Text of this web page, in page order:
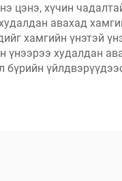
цэнэ, хүчин
авахад
хамгийн үнэтэй
үнээрээ худалдан